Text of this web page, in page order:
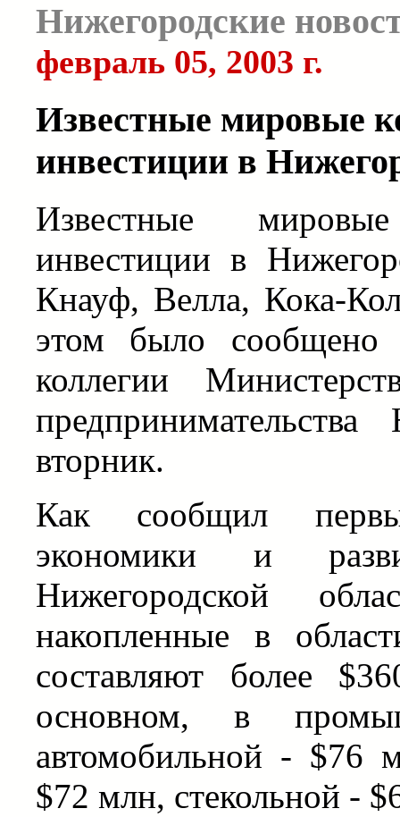
Нижегородские
февраль 05, 2003 г.
Известные мировые
инвестиции в
Известные
инвестиции в
Кнауф, Велла, Кока-
этом было сообщено
коллегии
вторник.
Как сообщил
экономики и
Нижегородской
накопленные в
составляют более
основном, в
автомобильной - $76
$72 млн, стекольной -